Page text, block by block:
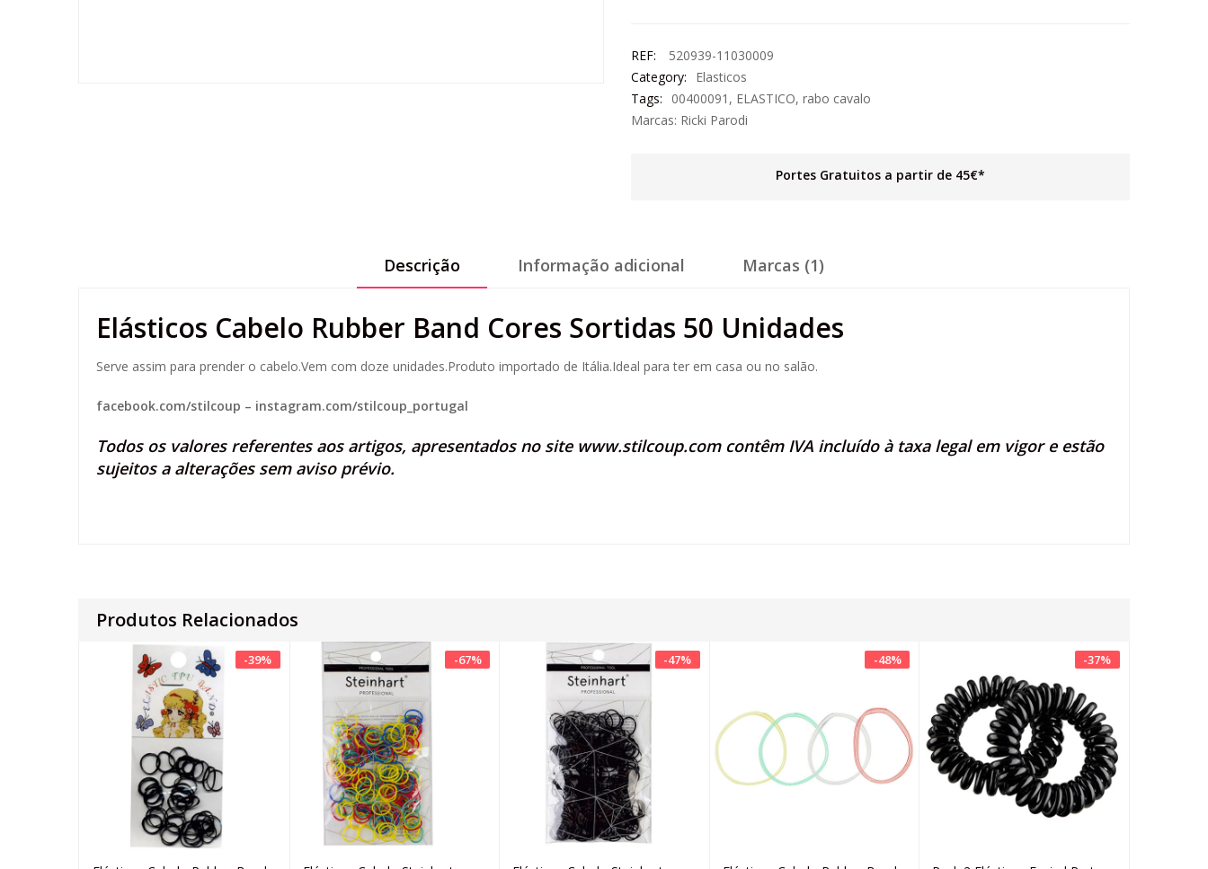
REF:
520939-11030009
Category:
Elasticos
Tags:
00400091 , ELASTICO, rabo cavalo
Marcas: Ricki Parodi
Portes Gratuitos a partir de 45€*
Descrição Informação adicional Marcas (1)
Elásticos Cabelo Rubber Band Cores Sortidas 50 Unidades
Serve assim para prender o cabelo.Vem com doze unidades.Produto importado de Itália.Ideal para ter em casa ou no salão.
facebook.com/stilcoup – instagram.com/stilcoup_portugal
Todos os valores referentes aos artigos, apresentados no site www.stilcoup.comcontêm IVA incluído à taxa legal em vigor e estão
sujeitos a alterações sem aviso prévio.
Produtos Relacionados
-39% -67% -47% -48% -37%